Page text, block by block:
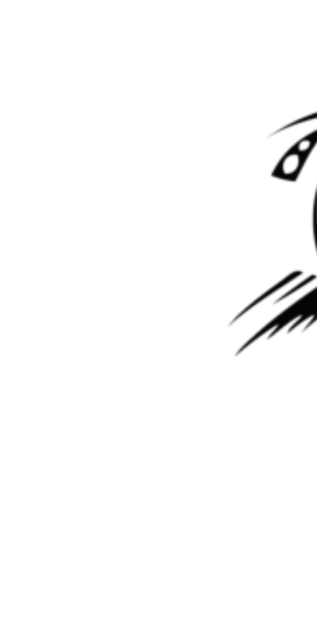
В ремонте «шестиступка» A6GF1 с автомобиля Хендай Крета
2021 года выпуска. Пробег у машины составляет 150 тысяч
километров. Общие обзоры этих коробок уже есть на нашем
В ремонте «пятиступка» RE5R05A с автомобиля Инфинити
М45 2008 года выпуска. Объём двигателя 4,5 литра. Пробег
220 000 км, если он реальный, конечно. Как всегда,